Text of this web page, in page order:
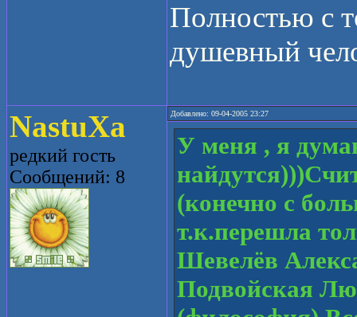
Полностью с
душевный
NastuXa
редкий гость
Сообщений: 8
Добавлено: 09-04-2005 23:27
У меня , я
(конечно с
т.к.перешла
Шевелёв
Подвойская